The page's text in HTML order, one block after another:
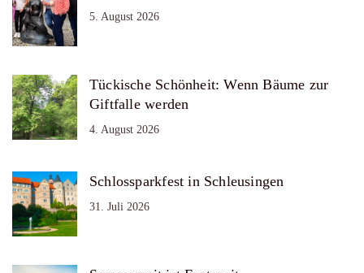
5. August 2026
Tückische Schönheit: Wenn Bäume zur
Giftfalle werden
4. August 2026
Schlossparkfest in Schleusingen
31. Juli 2026